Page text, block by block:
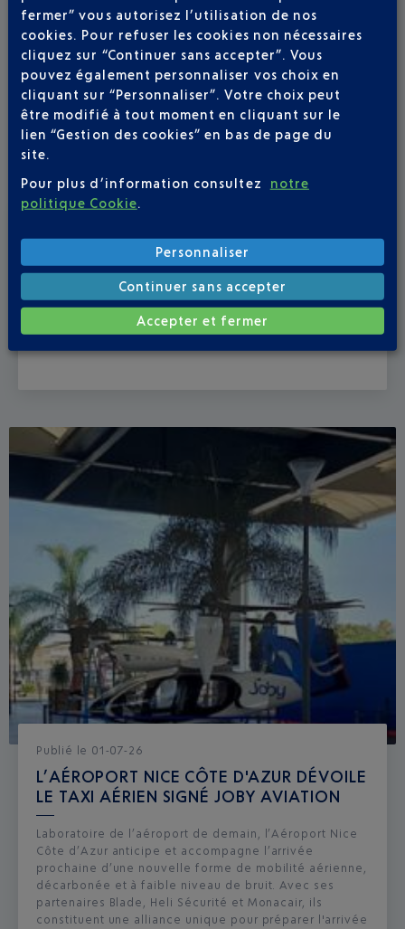
ÉTÉ BOHÊME À L'AÉROPORT NICE CÔTE
D'AZUR
Du 23 juillet au 6 septembre, Il y a comme un air de
vacances dans votre aéroport.
Publié le 01-07-26
L’AÉROPORT NICE CÔTE D'AZUR DÉVOILE
LE TAXI AÉRIEN SIGNÉ JOBY AVIATION
Laboratoire de l’aéroport de demain, l’Aéroport Nice
Côte d’Azur anticipe et accompagne l’arrivée
prochaine d’une nouvelle forme de mobilité aérienne,
décarbonée et à faible niveau de bruit. Avec ses
partenaires Blade, Heli Sécurité et Monacair, ils
constituent une alliance unique pour préparer l'arrivée
fermer” vous autorisez l’utilisation de nos
cookies. Pour refuser les cookies non nécessaires
cliquez sur “Continuer sans accepter”. Vous
pouvez également personnaliser vos choix en
cliquant sur “Personnaliser”. Votre choix peut
être modifié à tout moment en cliquant sur le
lien “Gestion des cookies” en bas de page du
site.
Pour plus d’information consultez
notre
politique Cookie
Personnaliser
Continuer sans accepter
Accepter et fermer